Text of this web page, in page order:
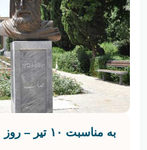
به مناسبت ۱۰ تیر – روز بزرگداشت صائب تبریزی